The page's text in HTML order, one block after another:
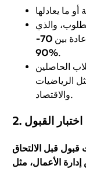
والذي
بين
70-
90%.
الحاصلين
الرياضيات
والاقتصاد.
2. اختبار القبول
قبول قبل الالتحاق
الأعمال